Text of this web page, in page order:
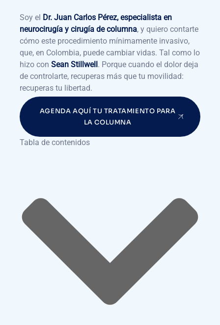
Soy el Dr. Juan Carlos Pérez, especialista en
neurocirugía y cirugía de columna, y quiero contarte
cómo este procedimiento mínimamente invasivo,
que, en Colombia, puede cambiar vidas. Tal como lo
hizo con Sean Stillwell. Porque cuando el dolor deja
de controlarte, recuperas más que tu movilidad:
recuperas tu libertad.
AGENDA AQUÍ TU TRATAMIENTO PARA
LA COLUMNA
Tabla de contenidos